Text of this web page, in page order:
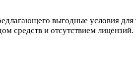
выгодные условия
средств и отсутствием лицензий.